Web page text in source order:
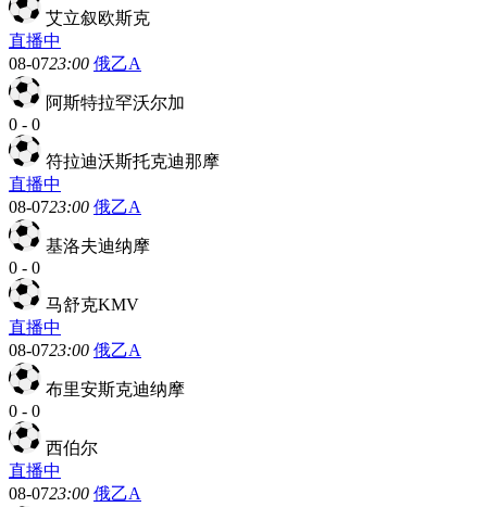
艾立叙欧斯克
直播中
08-0723:00 俄乙A
阿斯特拉罕沃尔加
0 - 0
符拉迪沃斯托克迪那摩
直播中
08-0723:00 俄乙A
基洛夫迪纳摩
0 - 0
马舒克KMV
直播中
08-0723:00 俄乙A
布里安斯克迪纳摩
0 - 0
西伯尔
直播中
08-0723:00 俄乙A